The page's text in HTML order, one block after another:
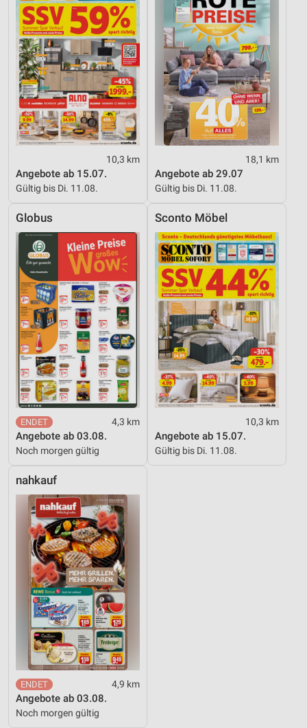
10,3 km
Angebote ab 15.07.
Gültig bis Di. 11.08.
18,1 km
Angebote ab 29.07
Gültig bis Di. 11.08.
Globus
4,3 km
Angebote ab 03.08.
Noch morgen gültig
Sconto Möbel
10,3 km
Angebote ab 15.07.
Gültig bis Di. 11.08.
nahkauf
4,9 km
Angebote ab 03.08.
Noch morgen gültig